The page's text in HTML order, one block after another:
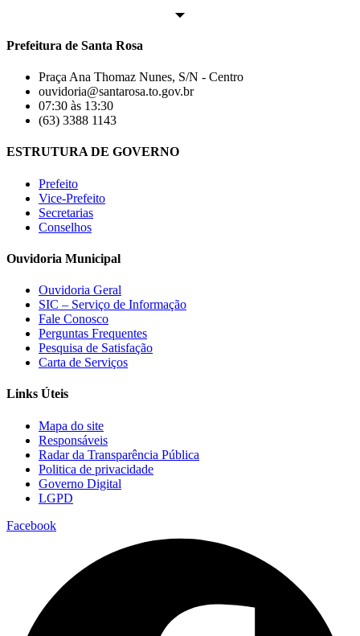
Prefeitura de Santa Rosa
Praça Ana Thomaz Nunes, S/N - Centro
ouvidoria@santarosa.to.gov.br
07:30 às 13:30
(63) 3388 1143
ESTRUTURA DE GOVERNO
Prefeito
Vice-Prefeito
Secretarias
Conselhos
Ouvidoria Municipal
Ouvidoria Geral
SIC – Serviço de Informação
Fale Conosco
Perguntas Frequentes
Pesquisa de Satisfação
Carta de Serviços
Links Úteis
Mapa do site
Responsáveis
Radar da Transparência Pública
Politica de privacidade
Governo Digital
LGPD
Facebook